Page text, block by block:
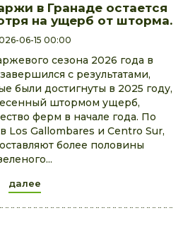
в Гранаде остается
на ущерб от шторма.
06-15 00:00
сезона 2026 года в
с результатами,
были достигнуты в 2025 году,
штормом ущерб,
ферм в начале года. По
Los Gallombares и Centro Sur,
более половины
далее